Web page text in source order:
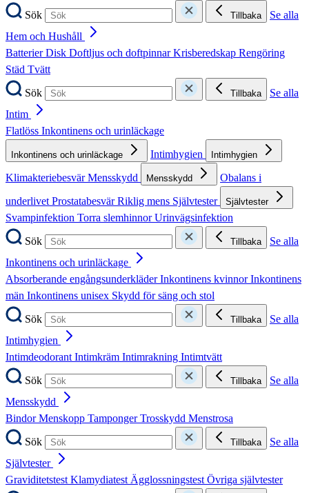
Sök
Tillbaka
Se alla
Hem och Hushåll
BatterierDisk Doftljus och doftpinnarKrisberedskap Rengöring
Städ Tvätt
Sök
Tillbaka
Se alla
Intim
Flatlöss Inkontinens och urinläckage
Inkontinens och urinläckage Intimhygien Intimhygien
KlimakteriebesvärMensskydd Mensskydd
Obalans i
underlivetProstatabesvärRiklig mens Självtester Självtester
Svampinfektion Torra slemhinnorUrinvägsinfektion
Sök
Tillbaka
Se alla
Inkontinens och urinläckage
Absorberande engångsunderkläderInkontinens kvinnorInkontinens
män Inkontinens unisex Skydd för säng och stol
Sök
Tillbaka
Se alla
Intimhygien
IntimdeodorantIntimkräm Intimrakning Intimtvätt
Sök
Tillbaka
Se alla
Mensskydd
BindorMenskopp TampongerTrosskydd Menstrosa
Sök
Tillbaka
Se alla
Självtester
GraviditetstestKlamydiatestÄgglossningstestÖvriga självtester